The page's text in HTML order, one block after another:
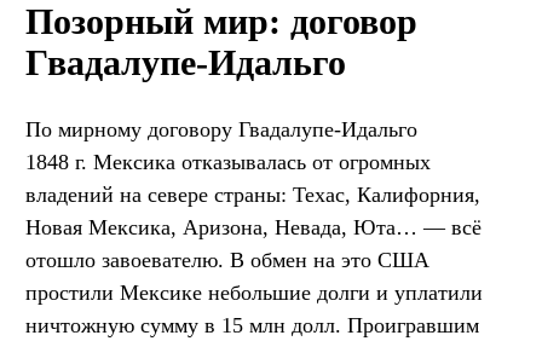
Позорный мир: договор
Гвадалупе-Идальго
По мирному договору Гвадалупе-Идальго
1848 г. Мексика отказывалась от огромных
владений на севере страны: Техас, Калифорния,
Новая Мексика, Аризона, Невада, Юта… — всё
отошло завоевателю. В обмен на это США
простили Мексике небольшие долги и уплатили
ничтожную сумму в 15 млн долл. Проигравшим